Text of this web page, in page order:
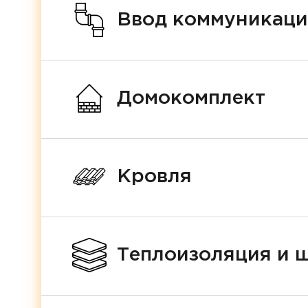
Ввод
Домокомплект
Кровля
Теплоизоляция и